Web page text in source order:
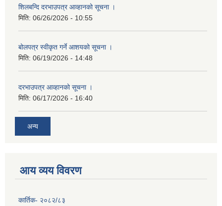
शिलबन्दि दरभाउपत्र आव्हानको सूचना ।
मिति: 06/26/2026 - 10:55
बोलपत्र स्वीकृत गर्ने आशयको सूचना ।
मिति: 06/19/2026 - 14:48
दरभाउपत्र आव्हानको सूचना ।
मिति: 06/17/2026 - 16:40
अन्य
आय व्यय विवरण
कार्तिक- २०८२/८३